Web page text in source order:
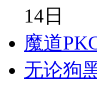
14日
魔道
无论狗